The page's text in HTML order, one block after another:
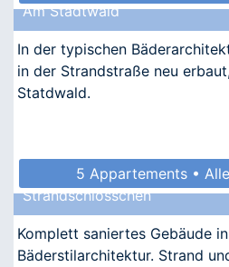
Am Stadtwald
In der typischen
in der Strandstraße neu
Statdwald.
5 Appartements •
Strandschlösschen
Komplett saniertes Gebäude
Bäderstilarchitektur. Strand